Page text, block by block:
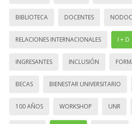
BIBLIOTECA DOCENTES
RELACIONES INTERNACIONALES I + D
INGRESANTES INCLUSIÓN
BECAS BIENESTAR UNIVERSITARIO
100 AÑOS WORKSHOP UNR